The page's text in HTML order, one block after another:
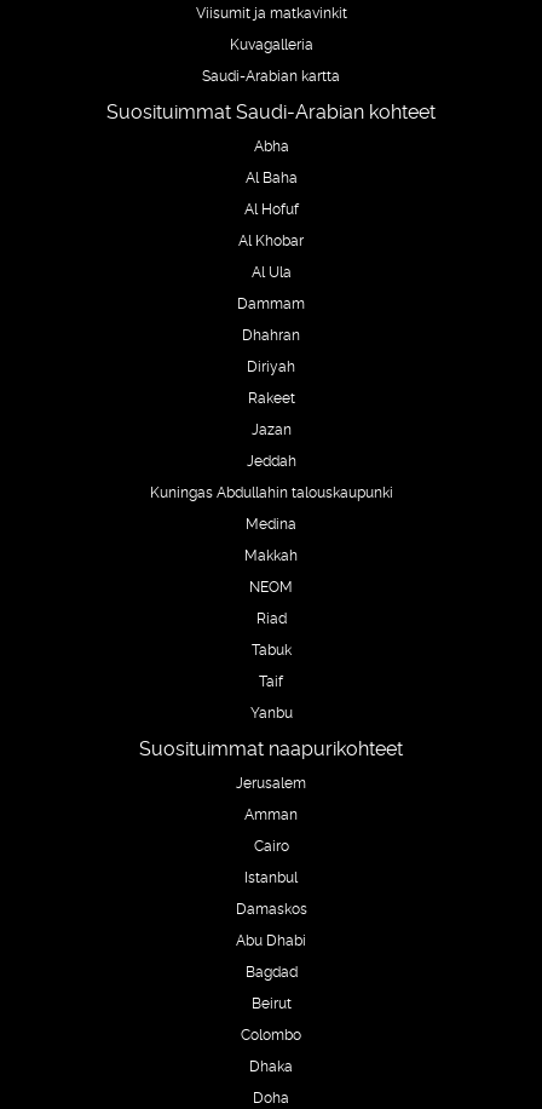
Viisumit ja matkavinkit
Kuvagalleria
Saudi-Arabian kartta
Suosituimmat Saudi-Arabian kohteet
Abha
Al Baha
Al Hofuf
Al Khobar
Al Ula
Dammam
Dhahran
Diriyah
Rakeet
Jazan
Jeddah
Kuningas Abdullahin talouskaupunki
Medina
Makkah
NEOM
Riad
Tabuk
Taif
Yanbu
Suosituimmat naapurikohteet
Jerusalem
Amman
Cairo
Istanbul
Damaskos
Abu Dhabi
Bagdad
Beirut
Colombo
Dhaka
Doha